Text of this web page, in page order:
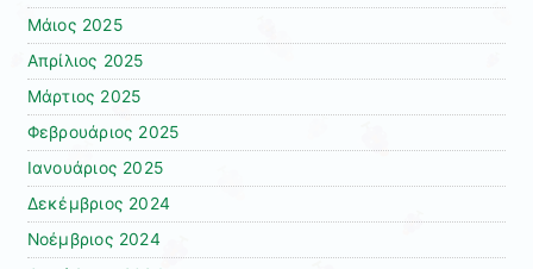
Μάιος 2025
Απρίλιος 2025
Μάρτιος 2025
Φεβρουάριος 2025
Ιανουάριος 2025
Δεκέμβριος 2024
Νοέμβριος 2024